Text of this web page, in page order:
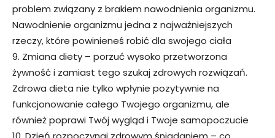
problem związany z brakiem nawodnienia organizmu.
Nawodnienie organizmu jedna z najważniejszych
rzeczy, które powinieneś robić dla swojego ciała
9. Zmiana diety – porzuć wysoko przetworzona
żywność i zamiast tego szukaj zdrowych rozwiązań.
Zdrowa dieta nie tylko wpłynie pozytywnie na
funkcjonowanie całego Twojego organizmu, ale
również poprawi Twój wygląd i Twoje samopoczucie